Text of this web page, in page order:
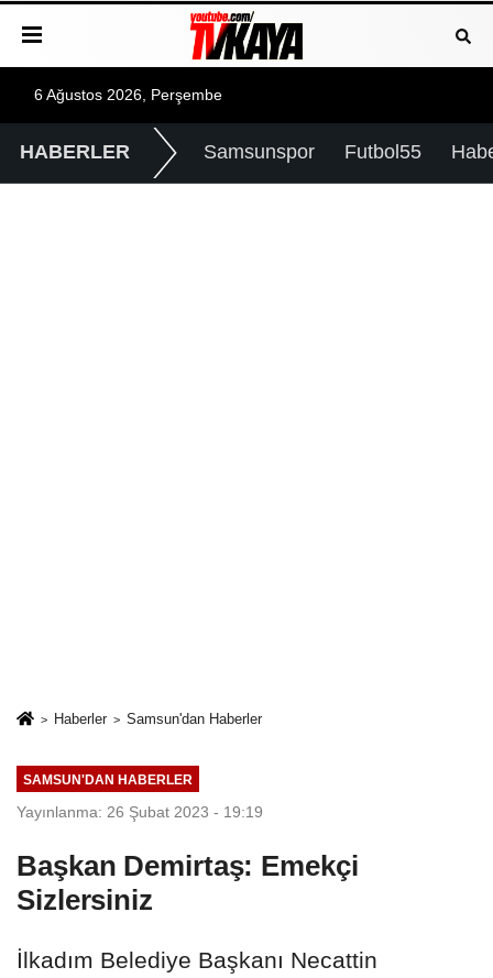
6 Ağustos 2026, Perşembe
HABERLER Samsunspor Futbol55
Haberler Samsun'dan Haberler
SAMSUN'DAN HABERLER
Yayınlanma: 26 Şubat 2023 - 19:19
Başkan Demirtaş: Emekçi
Sizlersiniz
İlkadım Belediye Başkanı Necattin